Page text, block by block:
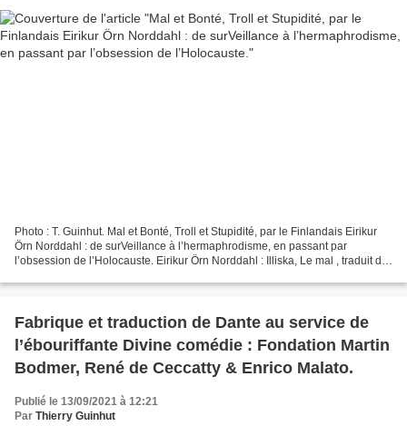
Photo : T. Guinhut. Mal et Bonté, Troll et Stupidité, par le Finlandais Eirikur
Örn Norddahl : de surVeillance à l’hermaphrodisme, en passant par
l’obsession de l’Holocauste. Eirikur Örn Norddahl : Illiska, Le mal , traduit de
Fabrique et traduction de Dante au service de
l’ébouriffante Divine comédie : Fondation Martin
Bodmer, René de Ceccatty & Enrico Malato.
Publié le 13/09/2021 à 12:21
Par Thierry Guinhut